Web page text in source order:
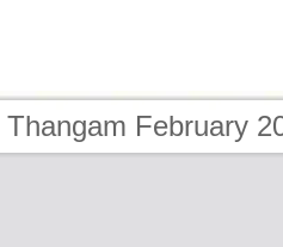
Thangam February